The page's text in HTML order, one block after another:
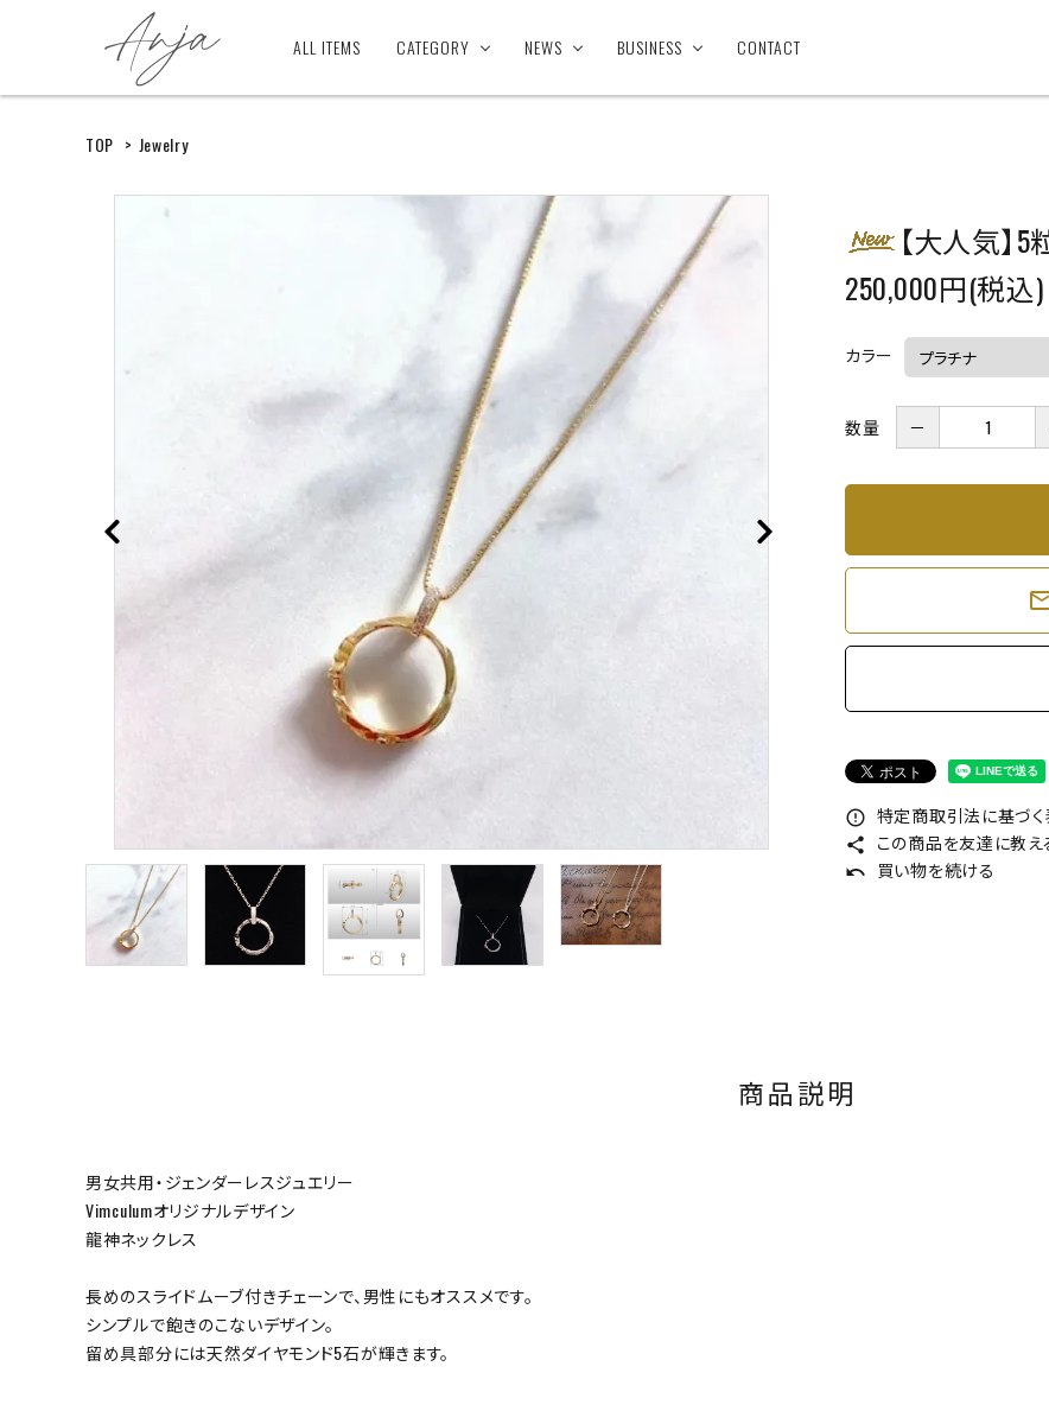
ALL ITEMS CATEGORY NEWS BUSINESS CONTACT
TOP > Jewelry
【大人気】
250,000円(税込)
カラー
数量 －
error_outline 特定商取引法に基づ
share この商品を友達に教え
undo 買い物を続ける
商品説明
男女共用・ジェンダーレスジュエリー
Vimculumオリジナルデザイン
龍神ネックレス
長めのスライドムーブ付きチェーンで、男性にもオススメです。
シンプルで飽きのこないデザイン。
留め具部分には天然ダイヤモンド5石が輝きます。